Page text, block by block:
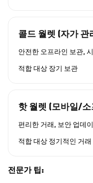
콜드 월렛 (자가 관
안전한 오프라인 보관,
적합 대상 장기 보관
핫 월렛 (모바일/
편리한 거래, 보안 업데
적합 대상 정기적인 거래
전문가 팁: